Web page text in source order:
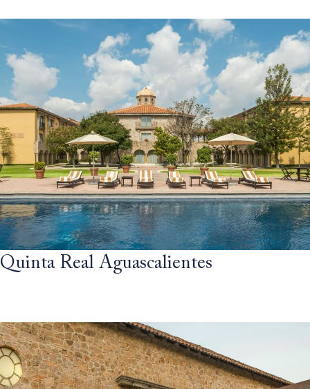
Quinta Real Aguascalientes